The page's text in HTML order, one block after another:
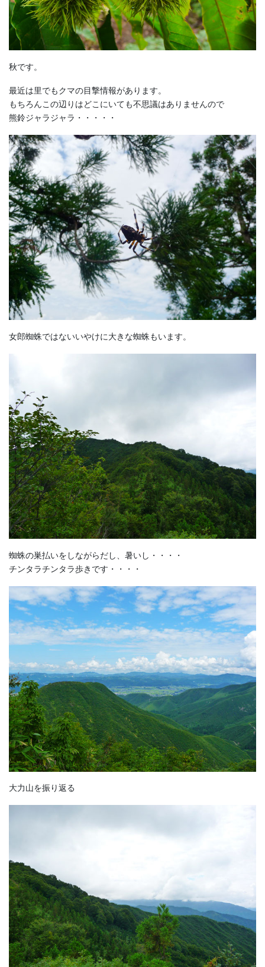
秋です。
最近は里でもクマの目撃情報があります。
もちろんこの辺りはどこにいても不思議はありませんので
熊鈴ジャラジャラ・・・・・
女郎蜘蛛ではないいやけに大きな蜘蛛もいます。
蜘蛛の巣払いをしながらだし、暑いし・・・・
チンタラチンタラ歩きです・・・・
大力山を振り返る